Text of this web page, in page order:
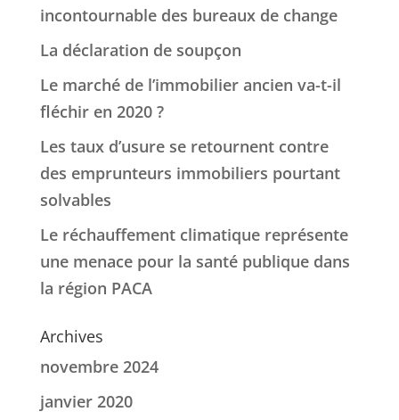
incontournable des bureaux de change
La déclaration de soupçon
Le marché de l’immobilier ancien va-t-il
fléchir en 2020 ?
Les taux d’usure se retournent contre
des emprunteurs immobiliers pourtant
solvables
Le réchauffement climatique représente
une menace pour la santé publique dans
la région PACA
Archives
novembre 2024
janvier 2020